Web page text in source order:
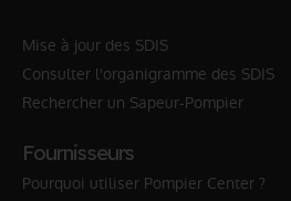
Mise à jour des SDIS
Consulter l'organigramme des SDIS
Rechercher un Sapeur-Pompier
Fournisseurs
Pourquoi utiliser Pompier Center ?